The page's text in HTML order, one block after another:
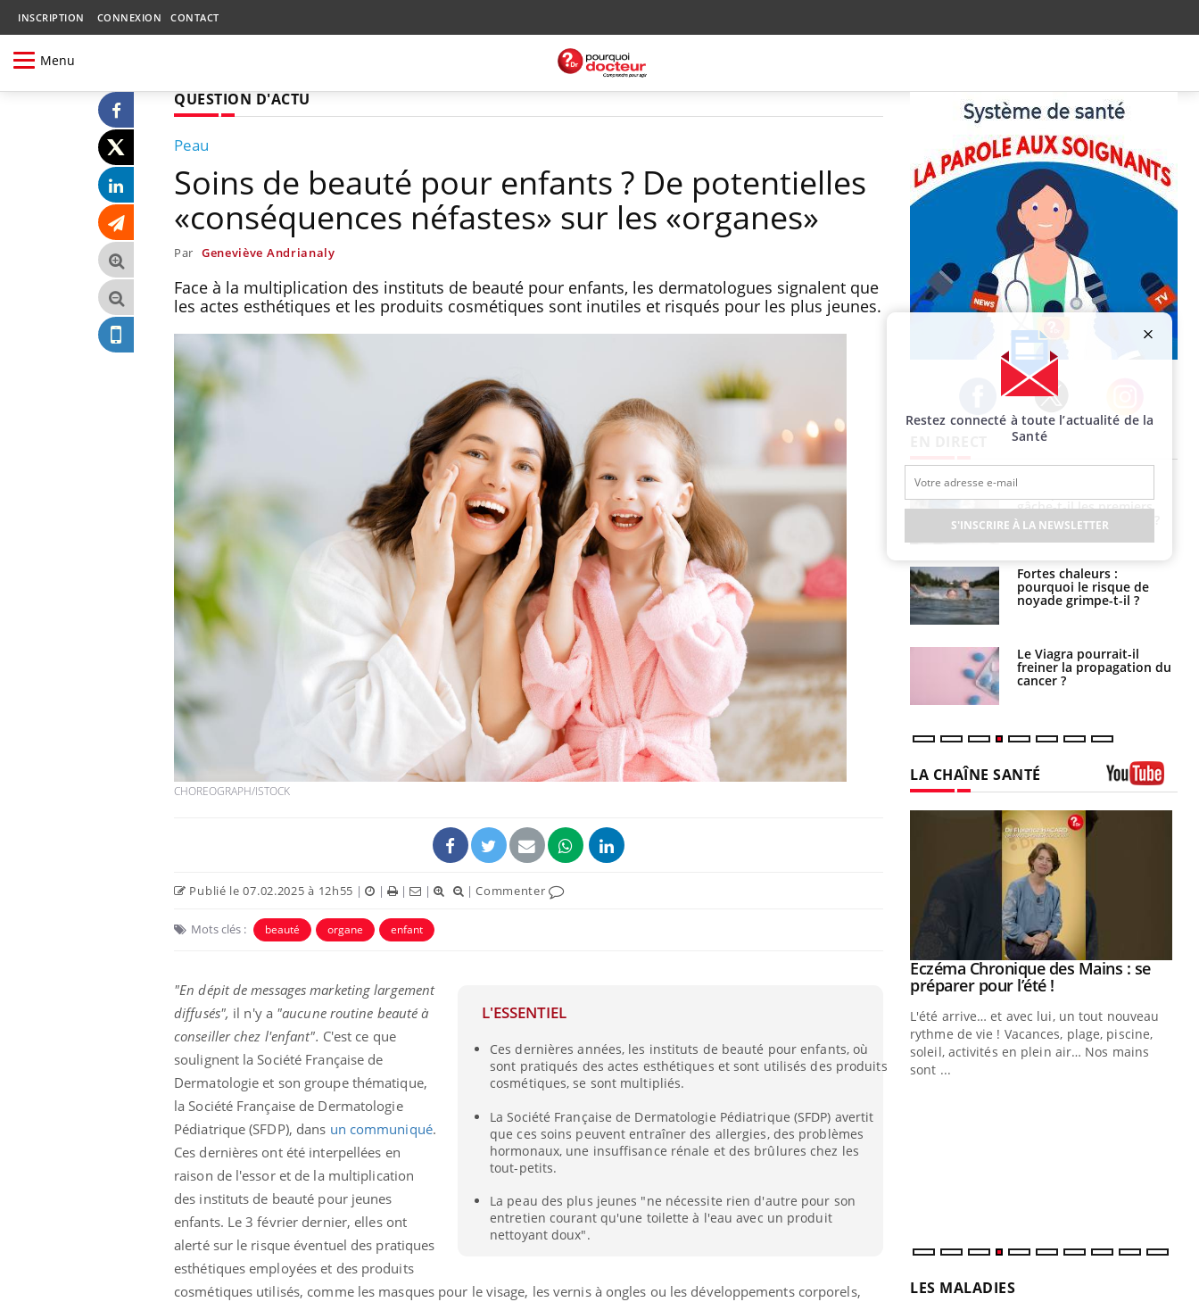
INSCRIPTION CONNEXION CONTACT
Menu
QUESTION D'ACTU
Peau
Soins de beauté pour enfants ? De potentielles
«conséquences néfastes» sur les «organes»
Par Geneviève Andrianaly
Face à la multiplication des instituts de beauté pour enfants, les dermatologues signalent que
les actes esthétiques et les produits cosmétiques sont inutiles et risqués pour les plus jeunes.
CHOREOGRAPH/ISTOCK
Publié le 07.02.2025 à 12h55 | | | | |Commenter
Mots clés : beauté organe enfant
L'ESSENTIEL
Ces dernières années, les instituts de beauté pour enfants, où
sont pratiqués des actes esthétiques et sont utilisés des produits
cosmétiques, se sont multipliés.
La Société Française de Dermatologie Pédiatrique (SFDP) avertit
que ces soins peuvent entraîner des allergies, des problèmes
hormonaux, une insuffisance rénale et des brûlures chez les
tout-petits.
La peau des plus jeunes "ne nécessite rien d'autre pour son
entretien courant qu'une toilette à l'eau avec un produit
nettoyant doux".
"En dépit de messages marketing largement
diffusés", il n'y a "aucune routine beauté à
conseiller chez l'enfant". C'est ce que
soulignent la Société Française de
Dermatologie et son groupe thématique,
la Société Française de Dermatologie
Pédiatrique (SFDP), dans un communiqué.
Ces dernières ont été interpellées en
raison de l'essor et de la multiplication
des instituts de beauté pour jeunes
enfants. Le 3 février dernier, elles ont
alerté sur le risque éventuel des pratiques
esthétiques employées et des produits
cosmétiques utilisés, comme les masques pour le visage, les vernis à ongles ou les développements corporels,
Facebook Twitter Instagram
Grossesse à risque : ce jus
naturel attire l'attention
des chercheurs
Comment oublier les
écrans en vacances ?
Toujours connectés :
empiète de plus en plus
Cancer colorectal : une
stratégie simple aurait
changé la donne au Pays
basque
Chikungunya, dengue,
West Nile : que se passe-
t-il dans le sud de la
France ?
Les médicaments GLP-1
protègent-ils aussi les os
Cytomégalovirus : ce qui
change dans la prise en
charge des femmes
La sieste empêche-t-elle
de dormir la nuit ?
VIH : la fin du comprimé
tous les jours se profile-t-
elle enfin ?
gâche-t-il les premiers
jours de vos vacances ?
Fortes chaleurs :
pourquoi le risque de
noyade grimpe-t-il ?
Le Viagra pourrait-il
freiner la propagation du
cancer ?
LA CHAÎNE SANTÉ
expliquer ma maladieYoutube
Il y a des sujets qui sont faciles à aborder...
d'autres non ! D'un côté, poser des
questions sur la maladie d'un proche c'est
prévenir
Fatigue, irritabilité, brouillard mental ou
même alopécie… Les symptômes de la
carence en fer sont multiples ce qui la rend
...
patients comme parfois chez les soignants.
Youtube
Eczéma Chronique des Mains : se
préparer pour l’été !Youtube
L'été arrive… et avec lui, un tout nouveau
rythme de vie ! Vacances, plage, piscine,
soleil, activités en plein air… Nos mains
sont ...
LES MALADIES
Restez connecté à toute l’actualité de la
Santé
S'INSCRIRE À LA NEWSLETTER